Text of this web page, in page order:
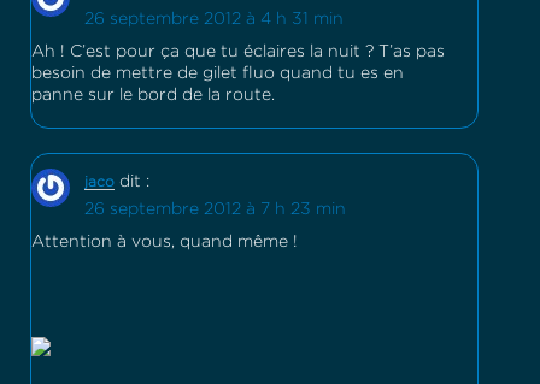
26 septembre 2012 à 4 h 31 min
Ah ! C’est pour ça que tu éclaires la nuit ? T’as pas
besoin de mettre de gilet fluo quand tu es en
panne sur le bord de la route.
jaco dit :
26 septembre 2012 à 7 h 23 min
Attention à vous, quand même !